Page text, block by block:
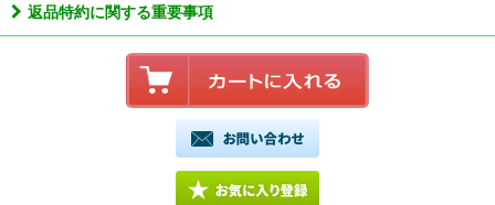
返品特約に関する重要事項